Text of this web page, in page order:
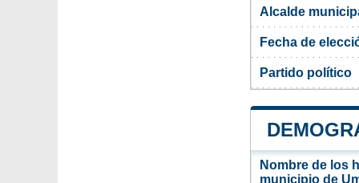
Alcalde
Fecha de
Partido político
Nombre de los
municipio de